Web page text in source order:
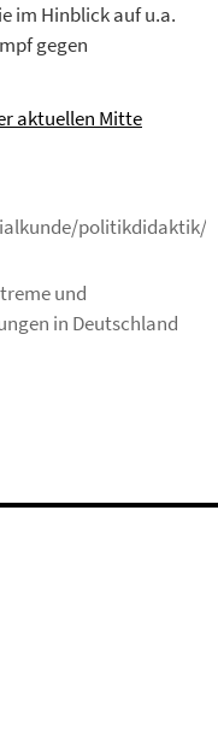
im Hinblick auf u.a.
gegen
aktuellen Mitte
politikdidaktik/
und
in Deutschland